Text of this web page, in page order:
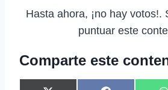
Hasta ahora, ¡no hay votos!.
puntuar este
Comparte este